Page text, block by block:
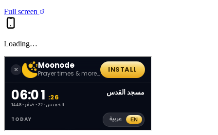
Full screen
Loading…